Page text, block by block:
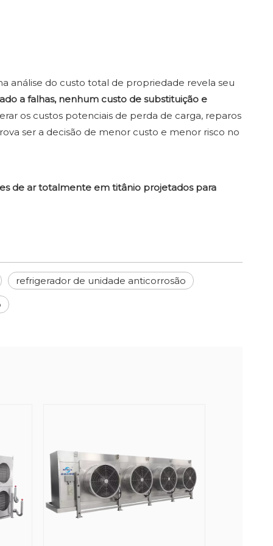
análise do custo total de propriedade revela seu
a falhas, nenhum custo de substituição e
os custos potenciais de perda de carga, reparos
ser a decisão de menor custo e menor risco no
de ar totalmente em titânio projetados para
refrigerador de unidade anticorrosão